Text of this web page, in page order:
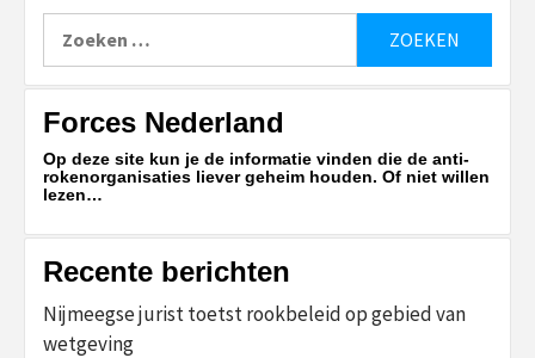
naar:
Forces Nederland
Op deze site kun je de informatie vinden die de anti-
rokenorganisaties liever geheim houden. Of niet willen
lezen…
Recente berichten
Nijmeegse jurist toetst rookbeleid op gebied van
wetgeving